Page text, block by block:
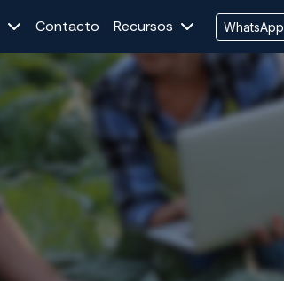
Contacto Recursos WhatsApp